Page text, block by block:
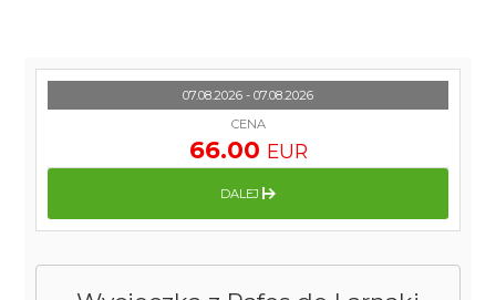
07.08.2026 - 07.08.2026
CENA
66.00 EUR
DALEJ